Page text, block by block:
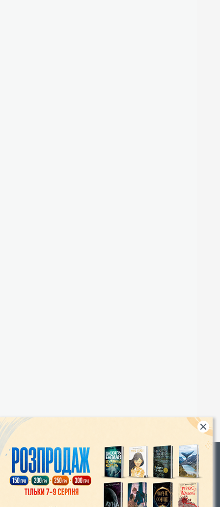
|
Інтернет-магазин «Видавництво Богдан»:
46018, м. Тернопіль, А/С 529